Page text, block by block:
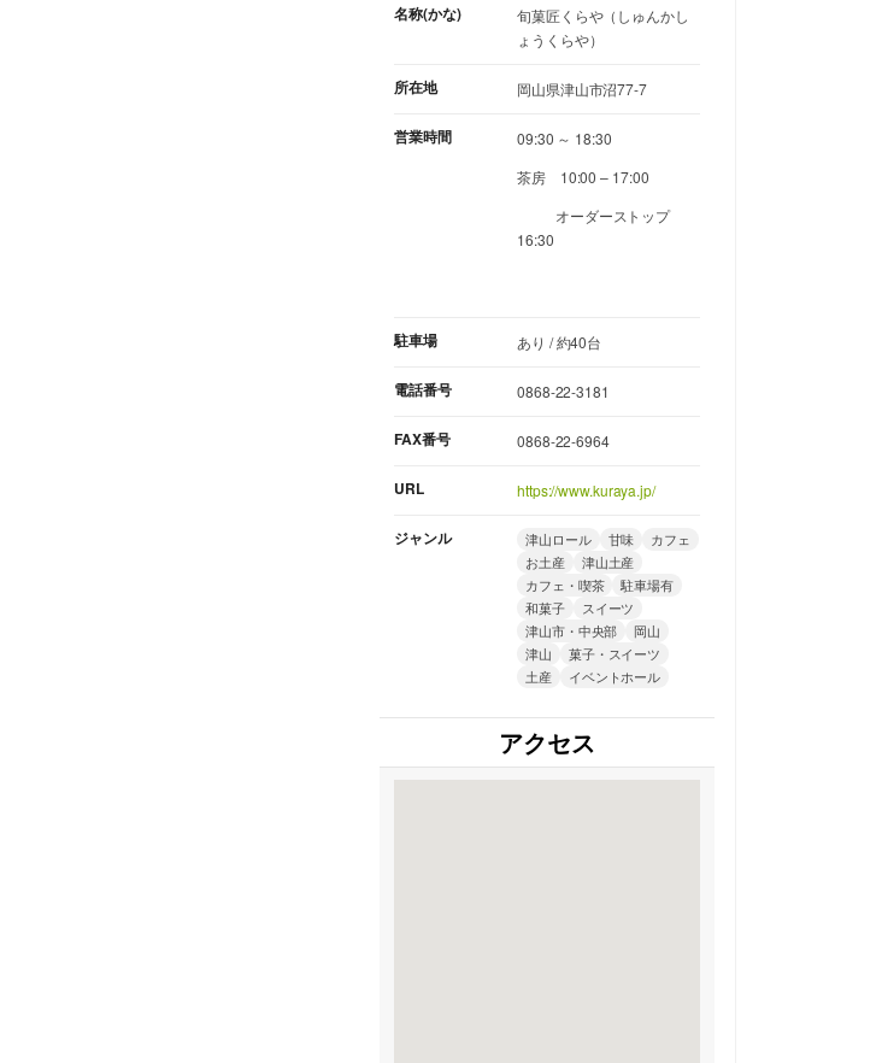
名称(かな)
旬菓匠くらや（しゅんかし
ょうくらや）
所在地 岡山県津山市沼77-7
営業時間
09:30 ～ 18:30
茶房 10:00 – 17:00
オーダーストップ
16:30
駐車場 あり / 約40台
電話番号 0868-22-3181
FAX番号 0868-22-6964
URL https://www.kuraya.jp/
ジャンル 津山ロール 甘味
カフェ
お土産
津山土産
カフェ・喫茶
駐車場有
和菓子
スイーツ
津山市・中央部
岡山
津山
菓子・スイーツ
土産
イベントホール
アクセス